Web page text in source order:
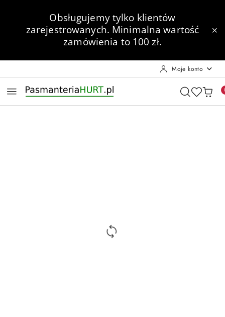
Przejdź do treści głównej
Przejdź do wyszukiwarki
Przejdź do moje konto
Przejdź do menu głównego
Przejdź do opisu produktu
Przejdź do stopki
Obsługujemy tylko klientów
zarejestrowanych. Minimalna wartość
zamówienia to 100 zł.
Moje konto